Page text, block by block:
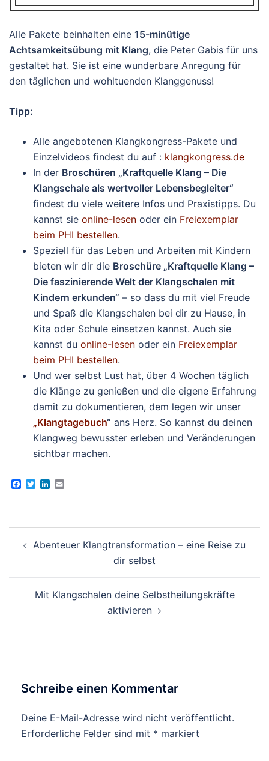
Alle Pakete beinhalten eine 15-minütige
Achtsamkeitsübung mit Klang, die Peter Gabis für uns
gestaltet hat. Sie ist eine wunderbare Anregung für
den täglichen und wohltuenden Klanggenuss!
Tipp:
Alle angebotenen Klangkongress-Pakete und
Einzelvideos findest du auf : klangkongress.de
In der Broschüren „Kraftquelle Klang – Die
Klangschale als wertvoller Lebensbegleiter“
findest du viele weitere Infos und Praxistipps. Du
kannst sie online-lesen oder ein Freiexemplar
beim PHI bestellen.
Speziell für das Leben und Arbeiten mit Kindern
bieten wir dir die Broschüre „Kraftquelle Klang –
Die faszinierende Welt der Klangschalen mit
Kindern erkunden“ – so dass du mit viel Freude
und Spaß die Klangschalen bei dir zu Hause, in
Kita oder Schule einsetzen kannst. Auch sie
kannst du online-lesen oder ein Freiexemplar
beim PHI bestellen.
Und wer selbst Lust hat, über 4 Wochen täglich
die Klänge zu genießen und die eigene Erfahrung
damit zu dokumentieren, dem legen wir unser
„Klangtagebuch“ ans Herz. So kannst du deinen
Klangweg bewusster erleben und Veränderungen
sichtbar machen.
Facebook
TwitterLinkedIn
Abenteuer Klangtransformation – eine Reise zu
dir selbst
Mit Klangschalen deine Selbstheilungskräfte
aktivieren
Schreibe einen Kommentar
Deine E-Mail-Adresse wird nicht veröffentlicht.
Erforderliche Felder sind mit * markiert